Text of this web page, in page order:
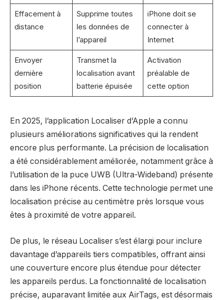
Effacement à
distance
Supprime toutes
les données de
l’appareil
iPhone doit se
connecter à
Internet
Envoyer
dernière
position
Transmet la
localisation avant
batterie épuisée
Activation
préalable de
cette option
En 2025, l’application Localiser d’Apple a connu
plusieurs améliorations significatives qui la rendent
encore plus performante. La précision de localisation
a été considérablement améliorée, notamment grâce à
l’utilisation de la puce UWB (Ultra-Wideband) présente
dans les iPhone récents. Cette technologie permet une
localisation précise au centimètre près lorsque vous
êtes à proximité de votre appareil.
De plus, le réseau Localiser s’est élargi pour inclure
davantage d’appareils tiers compatibles, offrant ainsi
une couverture encore plus étendue pour détecter
les appareils perdus. La fonctionnalité de localisation
précise, auparavant limitée aux AirTags, est désormais